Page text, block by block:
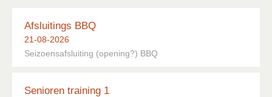
Afsluitings BBQ
21-08-2026
Seizoensafsluiting (opening?) BBQ
Senioren training 1